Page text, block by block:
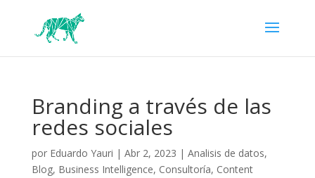
Branding a través de las
redes sociales
por Eduardo Yauri | Abr 2, 2023 | Analisis de datos,
Blog, Business Intelligence, Consultoría, Content